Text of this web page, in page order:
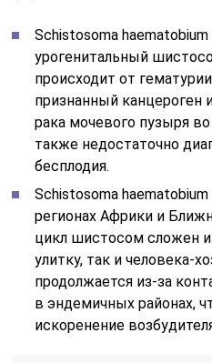
Schistosoma
урогенитальный
происходит от
признанный канцероген
рака мочевого пузыря
также недостаточно
бесплодия.
Schistosoma
регионах Африки и
цикл шистосом сложен
улитку, так и человека-
продолжается из-за
в эндемичных районах,
искоренение